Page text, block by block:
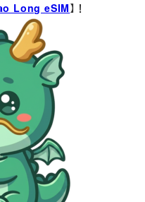
Long eSIM】！